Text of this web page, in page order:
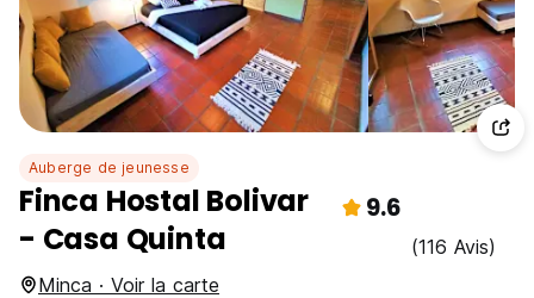
Auberge de jeunesse
Finca Hostal Bolivar
- Casa Quinta
9.6
(116 Avis)
Minca · Voir la carte